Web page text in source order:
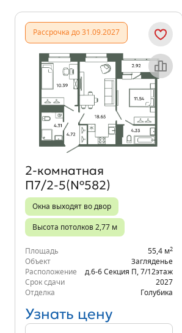
Рассрочка до 31.09.2027
Объект месяца
2‑комнатная
П7/2-5(№582)
Окна выходят во двор
Высота потолков 2,77 м
Площадь 55,4 м2
Объект
Загляденье
Расположение
д.6-6 Секция П 7/12этаж
Срок сдачи
2027
Отделка
Голубика
Узнать цену